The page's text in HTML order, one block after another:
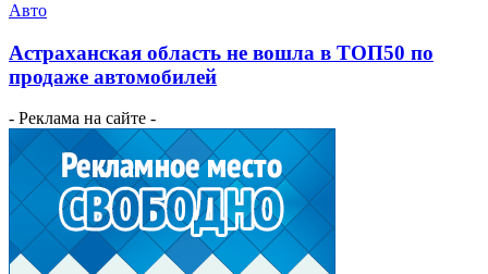
Авто
Астраханская область не вошла в ТОП50 по
продаже автомобилей
- Реклама на сайте -